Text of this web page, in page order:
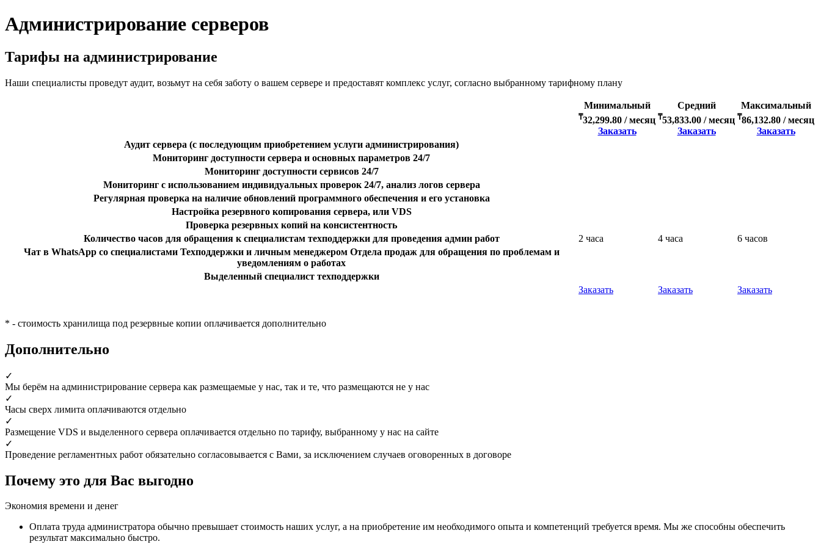
Администрирование серверов
Тарифы на администрирование
Наши специалисты проведут аудит, возьмут на себя заботу о вашем сервере и предоставят комплекс услуг, согласно выбранному тарифному плану
Минимальный
₸32,299.80 / месяц
Заказать
Средний
₸53,833.00 / месяц
Заказать
Максимальный
₸86,132.80 / месяц
Заказать
Аудит сервера (с последующим приобретением услуги администрирования)
Мониторинг доступности сервера и основных параметров 24/7
Мониторинг доступности сервисов 24/7
Мониторинг с использованием индивидуальных проверок 24/7, анализ логов сервера
Регулярная проверка на наличие обновлений программного обеспечения и его установка
Настройка резервного копирования сервера, или VDS
Проверка резервных копий на консистентность
Количество часов для обращения к специалистам техподдержки для проведения админ работ
2 часа 4 часа
6 часов
Чат в WhatsApp со специалистами Техподдержки и личным менеджером Отдела продаж для обращения по проблемам и
уведомлениям о работах
Выделенный специалист техподдержки
Заказать
Заказать Заказать
* - стоимость хранилища под резервные копии оплачивается дополнительно
Дополнительно
✓
Мы берём на администрирование сервера как размещаемые у нас, так и те, что размещаются не у нас
✓
Часы сверх лимита оплачиваются отдельно
✓
Размещение VDS и выделенного сервера оплачивается отдельно по тарифу, выбранному у нас на сайте
✓
Проведение регламентных работ обязательно согласовывается с Вами, за исключением случаев оговоренных в договоре
Почему это для Вас выгодно
Экономия времени и денег
Оплата труда администратора обычно превышает стоимость наших услуг, а на приобретение им необходимого опыта и компетенций требуется время. Мы же способны обеспечить
результат максимально быстро.